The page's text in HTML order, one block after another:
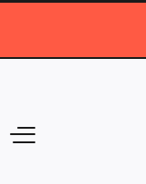
Toggle